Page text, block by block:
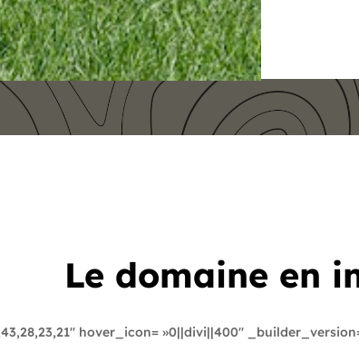
Le domaine en
hover_icon= »0||divi||400″